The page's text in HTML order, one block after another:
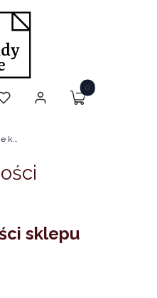
UlubioneZaloguj sięProdukty w
Koszyk
sklepu